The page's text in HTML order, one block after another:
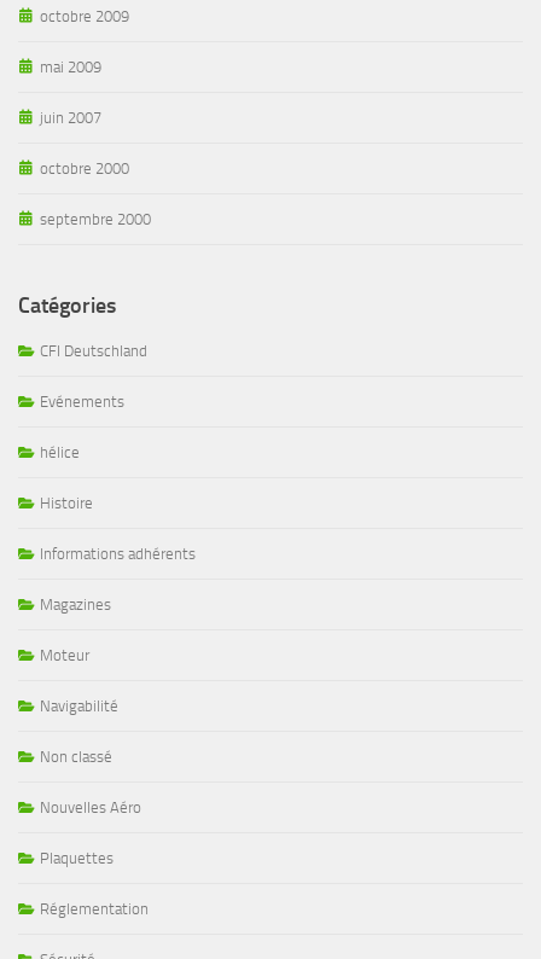
octobre 2009
mai 2009
juin 2007
octobre 2000
septembre 2000
Catégories
CFI Deutschland
Evénements
hélice
Histoire
Informations adhérents
Magazines
Moteur
Navigabilité
Non classé
Nouvelles Aéro
Plaquettes
Réglementation